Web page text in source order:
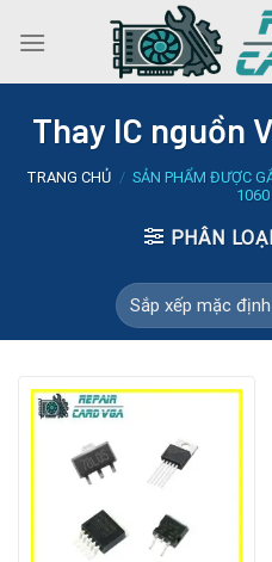
Thay IC nguồn
TRANG CHỦ / SẢN PHẨM ĐƯỢC
1060
PHÂN